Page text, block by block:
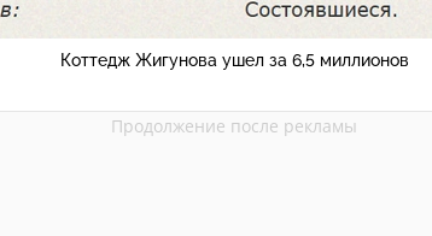
Коттедж Жигунова ушел за 6,5 миллионов